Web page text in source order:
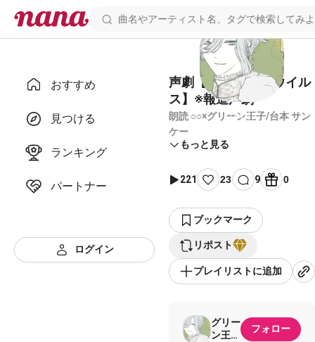
おすすめ
見つける
ランキング
パートナー
ログイン
声劇【JKオヤジ化ウイル
ス】※報道声劇
朗読 ○○×グリーン王子/台本 サン
ケー
もっと見る
221 23 9 0
ブックマーク
リポスト
プレイリストに追加
グリー
ン王子
フォロー